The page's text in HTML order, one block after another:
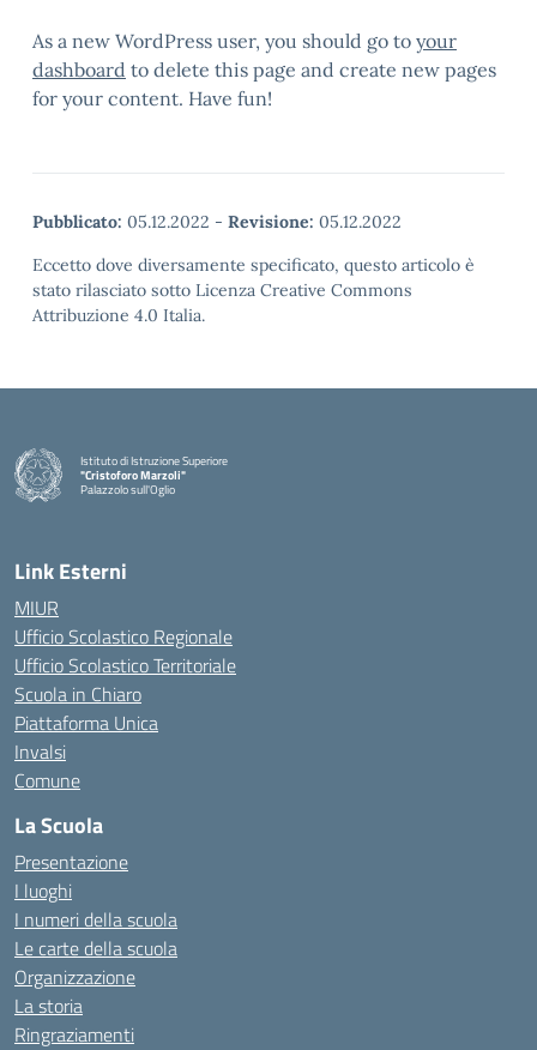
As a new WordPress user, you should go to your
dashboard to delete this page and create new pages
for your content. Have fun!
Pubblicato: 05.12.2022 - Revisione: 05.12.2022
Eccetto dove diversamente specificato, questo articolo è
stato rilasciato sotto Licenza Creative Commons
Attribuzione 4.0 Italia.
Istituto di Istruzione Superiore
"Cristoforo Marzoli"
Palazzolo sull'Oglio
— Visita la pagina iniziale della scuola
Link Esterni
MIUR
Ufficio Scolastico Regionale
Ufficio Scolastico Territoriale
Scuola in Chiaro
Piattaforma Unica
Invalsi
Comune
La Scuola
Presentazione
I luoghi
I numeri della scuola
Le carte della scuola
Organizzazione
La storia
Ringraziamenti